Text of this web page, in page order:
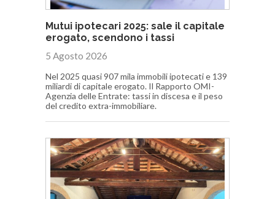
Mutui ipotecari 2025: sale il capitale
erogato, scendono i tassi
5 Agosto 2026
Nel 2025 quasi 907 mila immobili ipotecati e 139
miliardi di capitale erogato. Il Rapporto OMI-
Agenzia delle Entrate: tassi in discesa e il peso
del credito extra-immobiliare.